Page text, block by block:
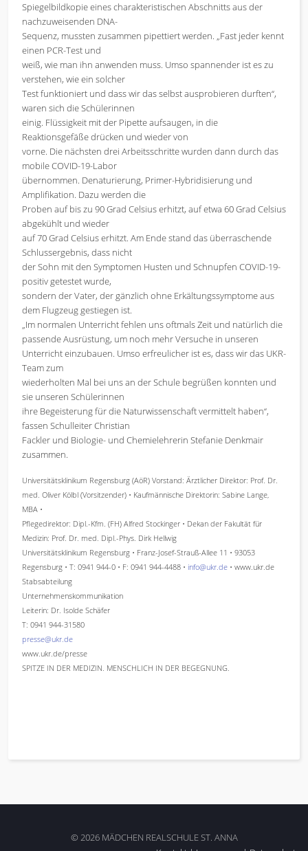
Spiegelbildkopie eines charakteristischen Abschnitts aus der
nachzuweisenden DNA-
Sequenz, mussten zusammen pipettiert werden. „Fast jeder kennt
einen PCR-Test und
weiß, wie man ihn anwenden muss. Umso spannender ist es zu
verstehen, wie ein solcher
Test funktioniert und dass wir das selbst ausprobieren durften“,
waren sich die Schülerinnen
einig. Flüssigkeit mit der Pipette aufsaugen, in die
Reaktionsgefäße drücken und wieder von
vorne. Die nächsten drei Arbeitsschritte wurden dann durch das
mobile COVID-19-Labor
übernommen. Denaturierung, Primer-Hybridisierung und
Amplifikation. Dazu werden die
Proben auf bis zu 90 Grad Celsius erhitzt, auf etwa 60 Grad Celsius
abgekühlt und wieder
auf 70 Grad Celsius erhitzt. Am Ende stand das überraschende
Schlussergebnis, dass nicht
der Sohn mit den Symptomen Husten und Schnupfen COVID-19-
positiv getestet wurde,
sondern der Vater, der gänzlich ohne Erkältungssymptome aus
dem Flugzeug gestiegen ist.
„Im normalen Unterricht fehlen uns oftmals Zeit und natürlich die
passende Ausrüstung, um noch mehr Versuche in unseren
Unterricht einzubauen. Umso erfreulicher ist es, dass wir das UKR-
Team zum
wiederholten Mal bei uns an der Schule begrüßen konnten und
sie unseren Schülerinnen
ihre Begeisterung für die Naturwissenschaft vermittelt haben“,
fassen Schulleiter Christian
Fackler und Biologie- und Chemielehrerin Stefanie Denkmair
zusammen.
Universitätsklinikum Regensburg (AöR) Vorstand: Ärztlicher Direktor: Prof. Dr.
med. Oliver Kölbl (Vorsitzender) • Kaufmännische Direktorin: Sabine Lange,
MBA •
Pflegedirektor: Dipl.-Kfm. (FH) Alfred Stockinger • Dekan der Fakultät für
Medizin: Prof. Dr. med. Dipl.-Phys. Dirk Hellwig
Universitätsklinikum Regensburg • Franz-Josef-Strauß-Allee 11 • 93053
Regensburg • T: 0941 944-0 • F: 0941 944-4488 • info@ukr.de • www.ukr.de
Stabsabteilung
Unternehmenskommunikation
Leiterin: Dr. Isolde Schäfer
T: 0941 944-31580
presse@ukr.de
www.ukr.de/presse
SPITZE IN DER MEDIZIN. MENSCHLICH IN DER BEGEGNUNG.
© 2026 MÄDCHEN REALSCHULE ST. ANNA